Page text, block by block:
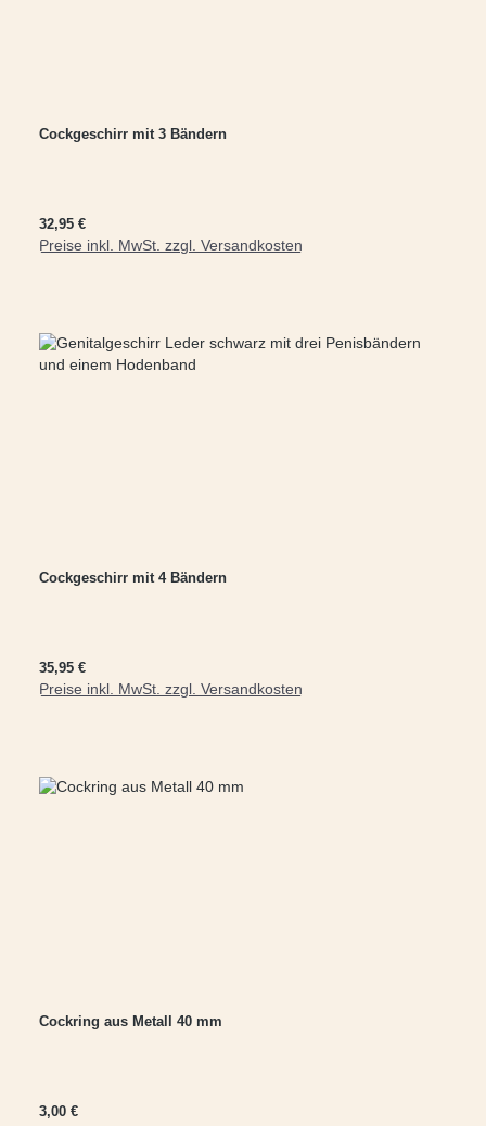
Cockgeschirr mit 3 Bändern
Regulärer Preis:
32,95 €
Preise inkl. MwSt. zzgl. Versandkosten
In den Warenkorb
Cockgeschirr mit 4 Bändern
Regulärer Preis:
35,95 €
Preise inkl. MwSt. zzgl. Versandkosten
In den Warenkorb
Cockring aus Metall 40 mm
Regulärer Preis:
3,00 €